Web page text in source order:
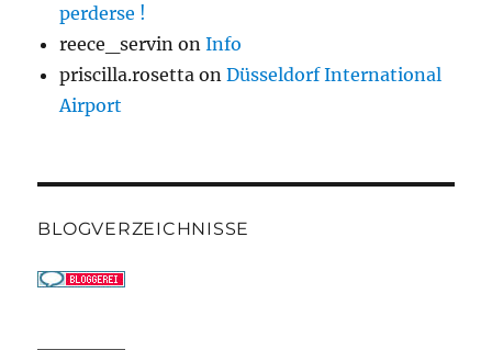
perderse !
reece_servin onInfo
priscilla.rosetta onDüsseldorf International
Airport
BLOGVERZEICHNISSE